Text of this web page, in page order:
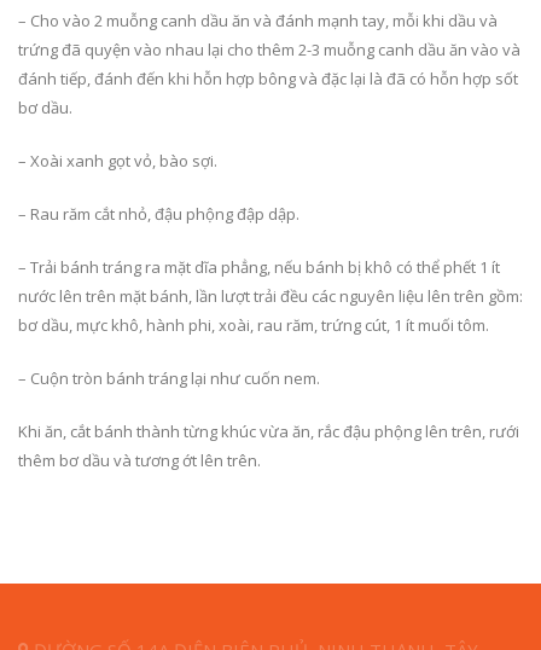
– Cho vào 2 muỗng canh dầu ăn và đánh mạnh tay, mỗi khi dầu và
trứng đã quyện vào nhau lại cho thêm 2-3 muỗng canh dầu ăn vào và
đánh tiếp, đánh đến khi hỗn hợp bông và đặc lại là đã có hỗn hợp sốt
bơ dầu.
– Xoài xanh gọt vỏ, bào sợi.
– Rau răm cắt nhỏ, đậu phộng đập dập.
– Trải bánh tráng ra mặt dĩa phẳng, nếu bánh bị khô có thể phết 1 ít
nước lên trên mặt bánh, lần lượt trải đều các nguyên liệu lên trên gồm:
bơ dầu, mực khô, hành phi, xoài, rau răm, trứng cút, 1 ít muối tôm.
– Cuộn tròn bánh tráng lại như cuốn nem.
Khi ăn, cắt bánh thành từng khúc vừa ăn, rắc đậu phộng lên trên, rưới
thêm bơ dầu và tương ớt lên trên.